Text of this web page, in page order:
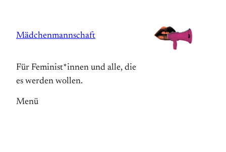
springen
Mädchenmannschaft
Für Feminist*innen und alle, die
es werden wollen.
Menü